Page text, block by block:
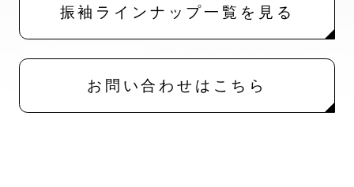
振袖ラインナップ一覧を見る
お問い合わせはこちら